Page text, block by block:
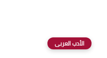
الأدب العربى